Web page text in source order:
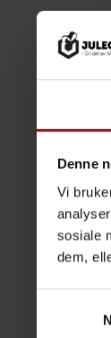
Denne
Vi
sosiale
dem,